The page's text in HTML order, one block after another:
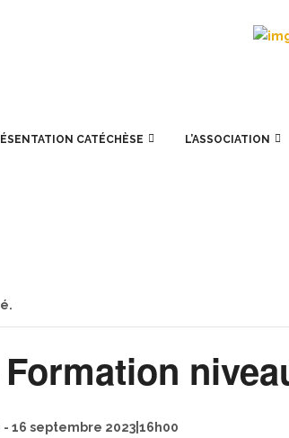
CATÉCHÈSE L’ASSOCIATION
- 16 septembre 2023|16h00